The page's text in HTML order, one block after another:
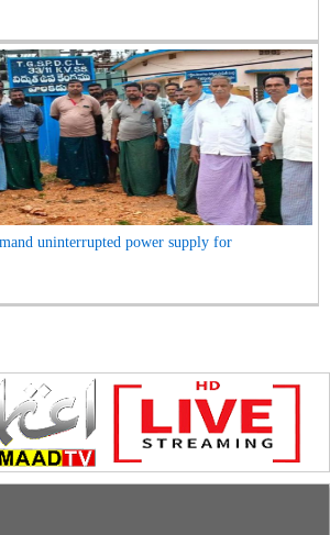
uninterrupted power supply for